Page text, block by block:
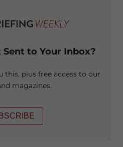
to Your Inbox?
this, plus free access to our
magazines.